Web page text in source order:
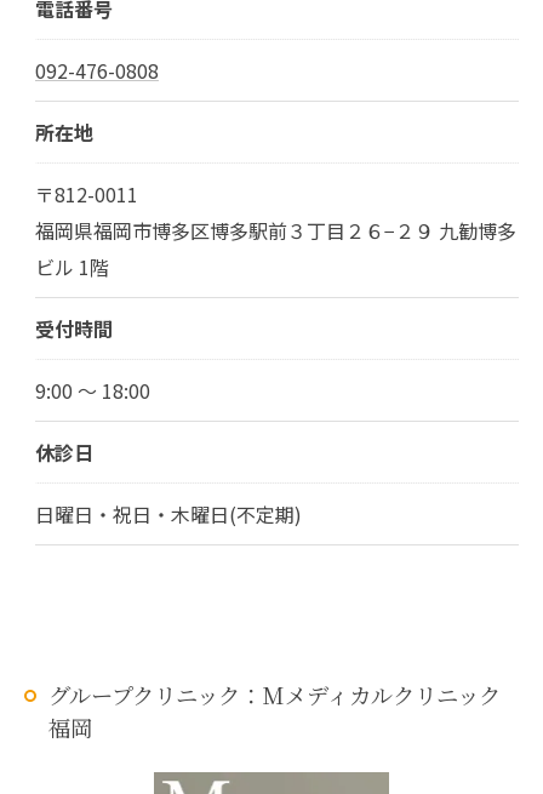
電話番号
092-476-0808
所在地
〒812-0011
福岡県福岡市博多区博多駅前３丁目２６−２９ 九勧博多
ビル 1階
受付時間
9:00 ～ 18:00
休診日
日曜日・祝日・木曜日(不定期)
グループクリニック：Mメディカルクリニック
福岡